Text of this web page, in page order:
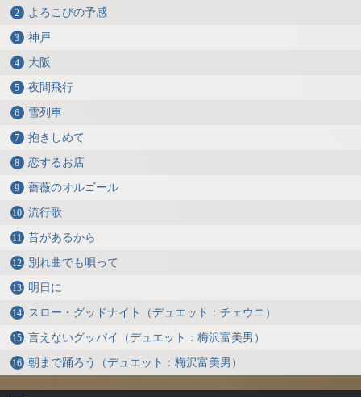
よろこびの予感
神戸
大阪
夜間飛行
雪列車
抱きしめて
恋するお店
薔薇のオルゴール
流行歌
昔があるから
別れ曲でも唄って
明日に
スロー・グッドナイト（デュエット：チェウニ）
言えないグッバイ（デュエット：梅沢富美男）
朝まで踊ろう（デュエット：梅沢富美男）